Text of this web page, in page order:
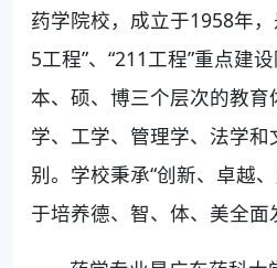
药学院校，成立于1958年，
5工程”、“211工程”重点建
本、硕、博三个层次的教
学、工学、管理学、法学
别。学校秉承“创新、卓越
于培养德、智、体、美全面